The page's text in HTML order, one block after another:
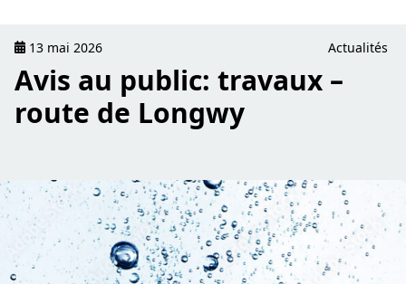
13 mai 2026 Actualités
Avis au public: travaux –
route de Longwy
read Restriktioune fir de Waasserverbrauch sinn